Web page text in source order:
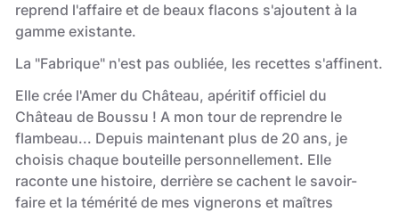
reprend l'affaire et de beaux flacons s'ajoutent à la
gamme existante.
La "Fabrique" n'est pas oubliée, les recettes s'affinent.
Elle crée l'Amer du Château, apéritif officiel du
Château de Boussu ! A mon tour de reprendre le
flambeau... Depuis maintenant plus de 20 ans, je
choisis chaque bouteille personnellement. Elle
raconte une histoire, derrière se cachent le savoir-
faire et la témérité de mes vignerons et maîtres